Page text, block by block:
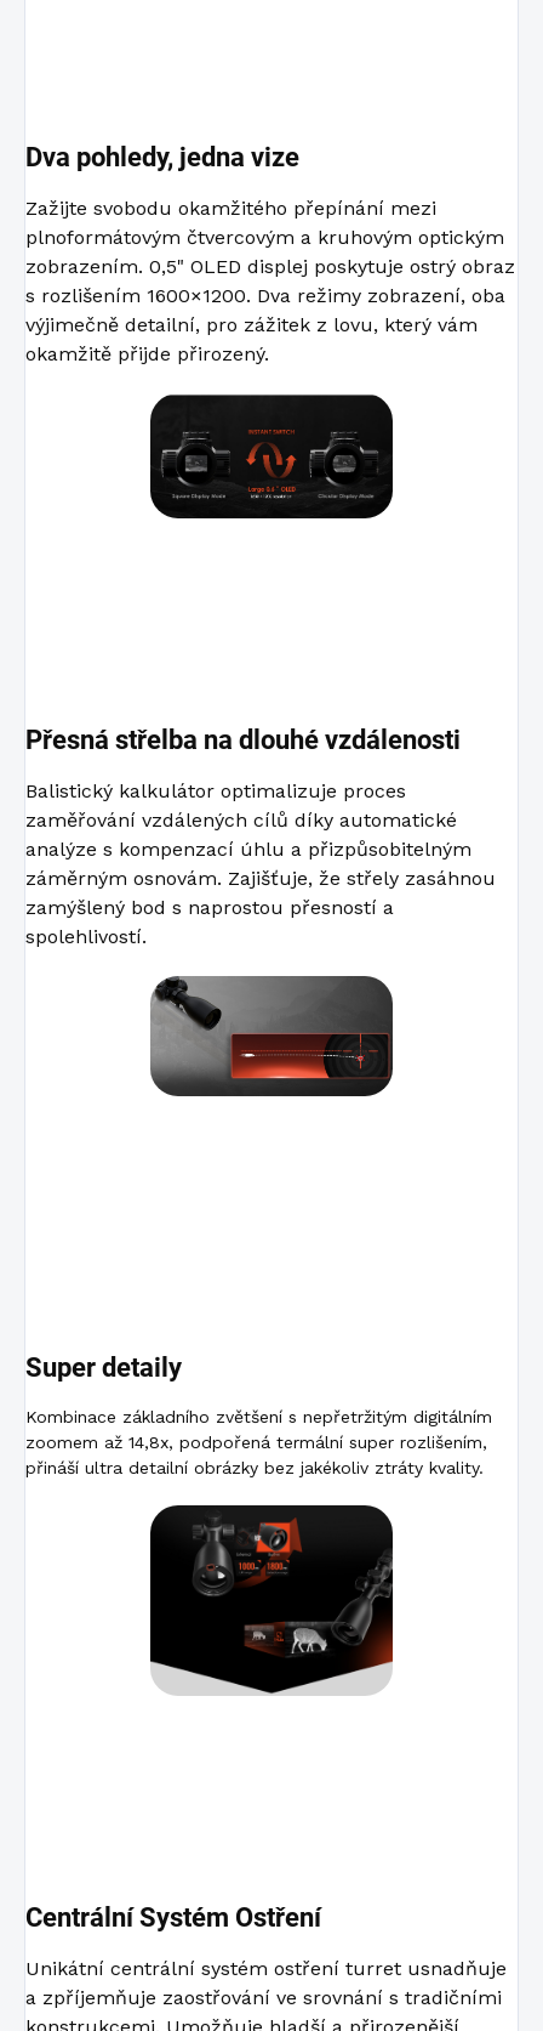
Dva pohledy, jedna vize
Zažijte svobodu okamžitého přepínání mezi
plnoformátovým čtvercovým a kruhovým optickým
zobrazením. 0,5" OLED displej poskytuje ostrý obraz
s rozlišením 1600×1200. Dva režimy zobrazení, oba
výjimečně detailní, pro zážitek z lovu, který vám
okamžitě přijde přirozený.
Přesná střelba na dlouhé vzdálenosti
Balistický kalkulátor optimalizuje proces
zaměřování vzdálených cílů díky automatické
analýze s kompenzací úhlu a přizpůsobitelným
záměrným osnovám. Zajišťuje, že střely zasáhnou
zamýšlený bod s naprostou přesností a
spolehlivostí.
Super detaily
Kombinace základního zvětšení s nepřetržitým digitálním
zoomem až 14,8x, podpořená termální super rozlišením,
přináší ultra detailní obrázky bez jakékoliv ztráty kvality.
Centrální Systém Ostření
Unikátní centrální systém ostření turret usnadňuje
a zpříjemňuje zaostřování ve srovnání s tradičními